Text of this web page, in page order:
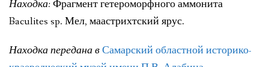
ПОЗДРАВЛЕНИЯ
КОНТАКТЫ
Находка: Фрагмент гетероморфного аммонита
Baculites sp. Мел, маастрихтский ярус.
Находка передана вСамарский областной историко-